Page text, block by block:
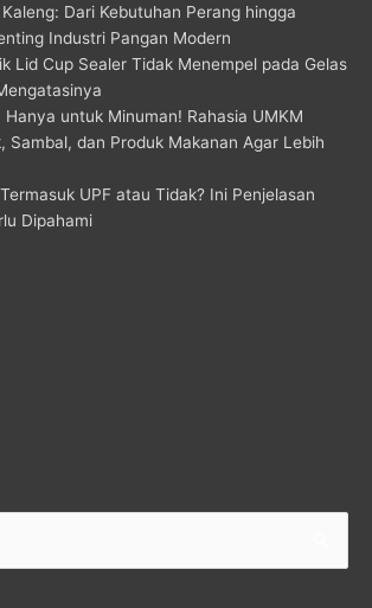
Dari Kebutuhan Perang hingga
Industri Pangan Modern
Lid Cup Sealer Tidak Menempel pada Gelas
Hanya untuk Minuman! Rahasia UMKM
Sambal, dan Produk Makanan Agar Lebih
UPF atau Tidak? Ini Penjelasan
Dipahami